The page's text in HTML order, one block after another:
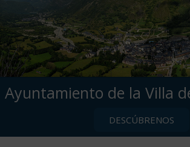
Ayuntamiento de la Villa
DESCÚBRENOS